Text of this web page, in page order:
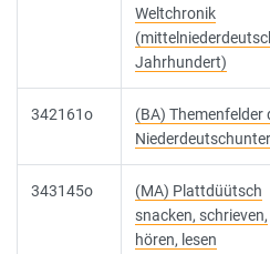
Weltchronik
Jahrhundert)
342161o
(BA) Themenfelder
343145o
(MA) Plattdüütsch
snacken, schrieven,
hören, lesen